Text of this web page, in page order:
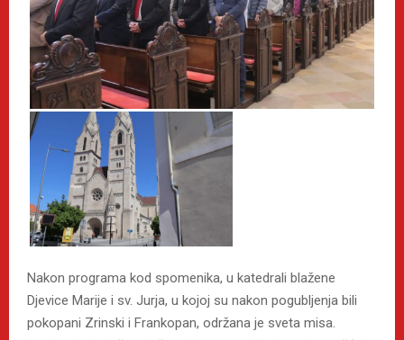
Nakon programa kod spomenika, u katedrali blažene
Djevice Marije i sv. Jurja, u kojoj su nakon pogubljenja bili
pokopani Zrinski i Frankopan, održana je sveta misa.